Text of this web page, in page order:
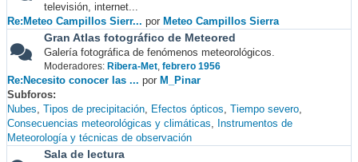
televisión, internet...
Re:Meteo Campillos Sierr... por Meteo Campillos Sierra
Gran Atlas fotográfico de Meteored
Galería fotográfica de fenómenos meteorológicos.
Moderadores: Ribera-Met, febrero 1956
Re:Necesito conocer las ... por M_Pinar
Subforos
Nubes Tipos de precipitación Efectos ópticos Tiempo severo
Consecuencias meteorológicas y climáticas
Instrumentos de
Meteorología y técnicas de observación
Sala de lectura